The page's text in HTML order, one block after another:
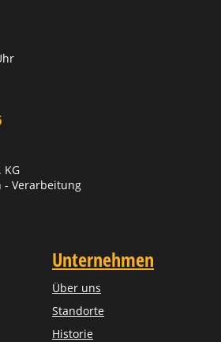
KG
- Verarbeitung
Unternehmen
Über uns
Standorte
Historie